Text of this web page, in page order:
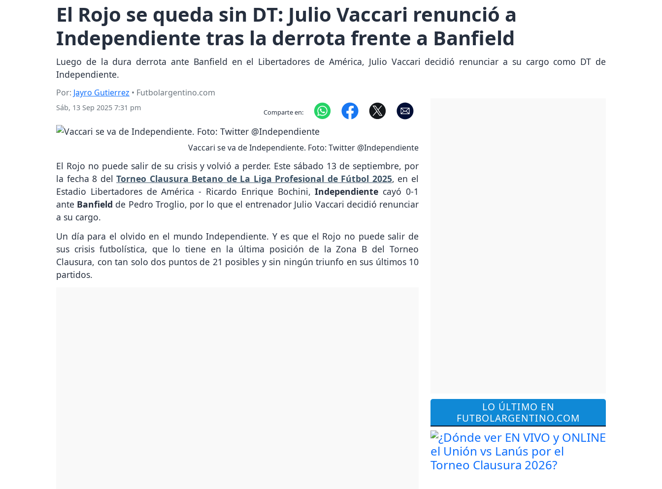
El Rojo se queda sin DT: Julio Vaccari renunció a
Independiente tras la derrota frente a Banfield
Luego de la dura derrota ante Banfield en el Libertadores de América, Julio Vaccari decidió renunciar a su cargo como DT de
Independiente.
Por: Jayro Gutierrez • Futbolargentino.com
Sáb, 13 Sep 2025 7:31 pm Comparte en:
Vaccari se va de Independiente. Foto: Twitter @Independiente
El Rojo no puede salir de su crisis y volvió a perder. Este sábado 13 de septiembre, por
la fecha 8 delTorneo Clausura Betano de La Liga Profesional de Fútbol 2025, en el
Estadio Libertadores de América - Ricardo Enrique Bochini,Independiente cayó 0-1
ante Banfield de Pedro Troglio, por lo que el entrenador Julio Vaccari decidió renunciar
a su cargo.
Un día para el olvido en el mundo Independiente. Y es que el Rojo no puede salir de
sus crisis futbolística, que lo tiene en la última posición de la Zona B del Torneo
Clausura, con tan solo dos puntos de 21 posibles y sin ningún triunfo en sus últimos 10
partidos.
LO ÚLTIMO EN
FUTBOLARGENTINO.COM